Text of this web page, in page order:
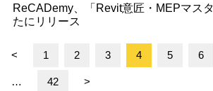
ReCADemy、「Revit意匠・MEPマス
たにリリース
< 1 2 3 4 5 6
… 42 >